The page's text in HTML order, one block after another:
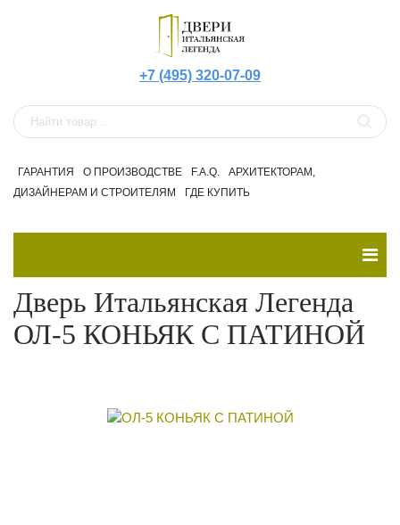
+7 (495) 320-07-09
ГАРАНТИЯ О ПРОИЗВОДСТВЕ F.A.Q.
АРХИТЕКТОРАМ,
ДИЗАЙНЕРАМ И СТРОИТЕЛЯМ
ГДЕ КУПИТЬ
Дверь Итальянская Легенда
ОЛ-5 КОНЬЯК С ПАТИНОЙ